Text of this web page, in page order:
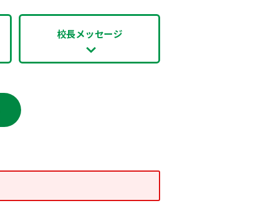
校長メッセージ